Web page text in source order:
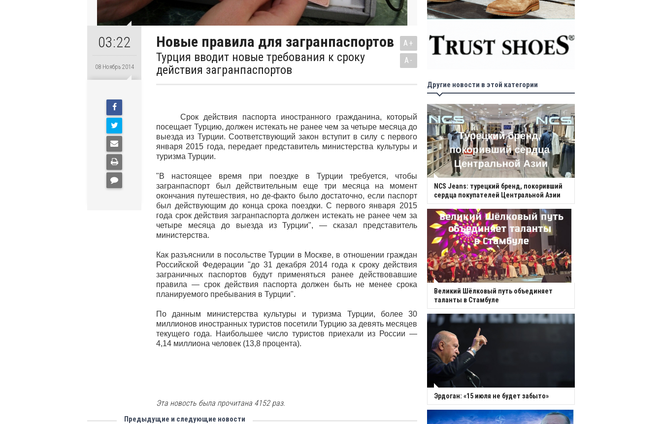
03:22
08 Ноябрь 2014
Новые правила для загранпаспортов
Турция вводит новые требования к сроку
действия загранпаспортов
A+
A-
Срок действия паспорта иностранного гражданина, который
посещает Турцию, должен истекать не ранее чем за четыре месяца до
выезда из Турции. Соответствующий закон вступит в силу с первого
января 2015 года, передает представитель министерства культуры и
туризма Турции.
"В настоящее время при поездке в Турции требуется, чтобы
загранпаспорт был действительным еще три месяца на момент
окончания путешествия, но де-факто было достаточно, если паспорт
был действующим до конца срока поездки. С первого января 2015
года срок действия загранпаспорта должен истекать не ранее чем за
четыре месяца до выезда из Турции", — сказал представитель
министерства.
Как разъяснили в посольстве Турции в Москве, в отношении граждан
Российской Федерации "до 31 декабря 2014 года к сроку действия
заграничных паспортов будут применяться ранее действовавшие
правила — срок действия паспорта должен быть не менее срока
планируемого пребывания в Турции".
По данным министерства культуры и туризма Турции, более 30
миллионов иностранных туристов посетили Турцию за девять месяцев
текущего года. Наибольшее число туристов приехали из России —
4,14 миллиона человек (13,8 процента).
Эта новость была прочитана 4152 раз.
Предыдущие и следующие новости
Другие новости в этой категории
NCS Jeans: турецкий бренд, покоривший
сердца покупателей Центральной Азии
Великий Шёлковый путь объединяет
таланты в Стамбуле
Эрдоган: «15 июля не будет забыто»